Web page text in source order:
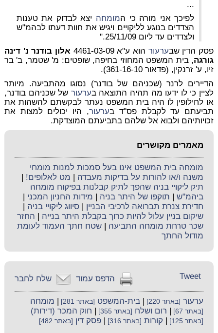
...
לפיכך אני מורה כי המומחה יצא לבדוק את טענות
הצדדים בנוגע לליקויים ויגיש את חוות דעתו לבהמ"ש
ולצדדים עד ליום 25/11/09."
פסק הדין שבערעור הוא ע"א 4461-03-09
אלון בודנר נ' דינה
גורגה, בית המשפט המחוזי בחיפה, שופטים: מ' שטמר, ב' בר
זיו, ע' זרנקין, (פדאור 361-16-10).
הדיירים לרנר (שכניהם של בודנר) נסוגו מהתביעה. מיותר
לציין כי לו ידעו מה תהיה התוצאה בערעור של שכניהם בודנר,
או לחילופין לו היה בית המשפט נעתר לבקשתם להשהות את
תביעתם עד לקבלת פס"ד בערעור, היו יכולים למצות את
זכויותיהם ולבוא אל שלהם בתביעתם המוצדקת.
מאמרים מקושרים
מומחה בית המשפט אינו בעל סמכות למנות מומחי
משנה ו/או להורות על בדיקות מעבדה
מט לאלופים!
תיק ליקויי בניה שהפך לתיק קבלנות בפיקוח מומחה
ביהמ"ש
תוקפו של היתר בניה מידות החניון המכני
חדירת צנרת תברואה לרכיבי הבניין |סיווג ליקויי בניה
שיקום בניין עלול להיות כרוך בקבלת היתר בנייה
החזר
שכר טרחת מומחה התביעה |שטח חתך העמוד לעומת
מודול החתך
שלח לחבר הדפס עמוד Tweet
ערעור [באתר 220] |בית-המשפט [באתר 281] מומחה
[באתר 67] רום ושלח [באתר 355] חוק המכר (דירות)
[באתר 125] קורות [באתר 316] |פסק דין [באתר 482]